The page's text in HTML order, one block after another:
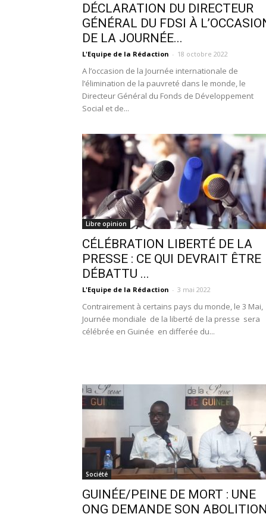
DÉCLARATION DU DIRECTEUR
GÉNÉRAL DU FDSI À
DE LA JOURNÉE...
L'Equipe de la Rédaction - 18 octobre 2022
A l’occasion de la Journée internationale de
l’élimination de la pauvreté dans le monde, le
Directeur Général du Fonds de Développement
Social et de...
Libre opinion
CÉLÉBRATION LIBERTÉ DE LA
PRESSE : CE QUI DEVRAIT ÊTRE
DÉBATTU ...
L'Equipe de la Rédaction - 3 mai 2022
Contrairement à certains pays du monde, le 3 Mai,
Journée mondiale de la liberté de la presse sera
célébrée en Guinée en differée du...
Société
GUINÉE/PEINE DE MORT : UNE
ONG DEMANDE SON